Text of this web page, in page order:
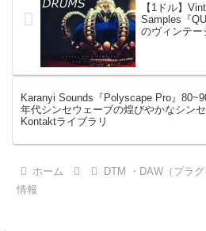
【1ドル】
Samples『
のヴィンテー
Karanyi Sounds『Polyscape Pro』
年代シンセウェーブの煌びやかなシンセ
Kontaktライブラリ
ホーム
DTM ・DAW（プラ
情報